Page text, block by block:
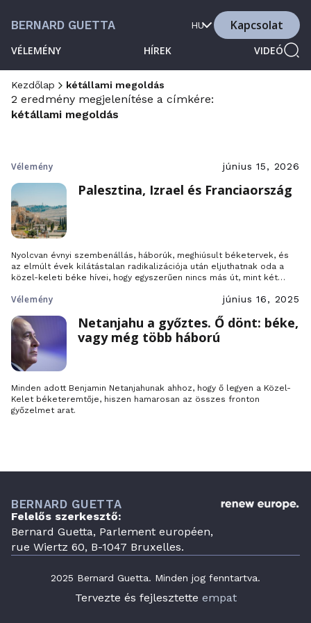
BERNARD GUETTA
VÉLEMÉNY HÍREK VIDEÓ
HU Kapcsolat
Kezdőlap kétállami megoldás
2 eredmény megjelenítése a címkére:
kétállami megoldás
Vélemény június 15, 2026
Palesztina, Izrael és Franciaország
Nyolcvan évnyi szembenállás, háborúk, meghiúsult béketervek, és
az elmúlt évek kilátástalan radikalizációja után eljuthatnak oda a
közel-keleti béke hívei, hogy egyszerűen nincs más út, mint két
francia külügyminisztérium június 12-én Párizsban hívott össze egy
részvételével, akik ebben a megoldásban gondolkodnak.
Vélemény június 16, 2025
Netanjahu a győztes. Ő dönt: béke,
vagy még több háború
Minden adott Benjamin Netanjahunak ahhoz, hogy ő legyen a Közel-
Kelet béketeremtője, hiszen hamarosan az összes fronton
győzelmet arat.
BERNARD GUETTA
Felelős szerkesztő:
Bernard Guetta, Parlement européen,
rue Wiertz 60, B-1047 Bruxelles.
2025 Bernard Guetta. Minden jog fenntartva.
Tervezte és fejlesztette empat